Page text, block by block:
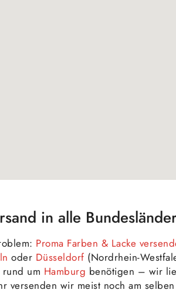
in alle
Proma Farben & Lacke
oder Düsseldorf (Nordrhein-
um Hamburg benötigen – wir
versenden wir meist noch am selben